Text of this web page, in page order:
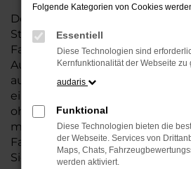
Der Škoda Scala ist die perfekte
Stuhr, die ein zuverlässiges und
Fahrzeug suchen.Mit seiner
Ausstattung, der niedrigen
ausgezeichneten Pflege ist
eine kostengünstige
ohne auf Komfort und Qualität
müssen. Ob im Stadtverkehr
Fahrten, der Scala überzeugt
Sicherheit und
Folgende Kategorien von Cookies
Essentiell
Diese Technologien sind
Kernfunktionalität der Webseite
audaris
Funktional
Diese Technologien bieten die
der Webseite. Services von
Maps, Chats,
werden aktiviert.